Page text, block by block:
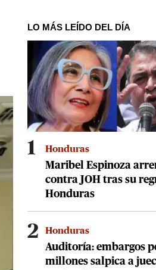
LO MÁS LEÍDO DEL DÍA
1 Honduras
Maribel Espinoza
contra JOH tras su
Honduras
2 Honduras
Auditoría: embargos
millones salpica a